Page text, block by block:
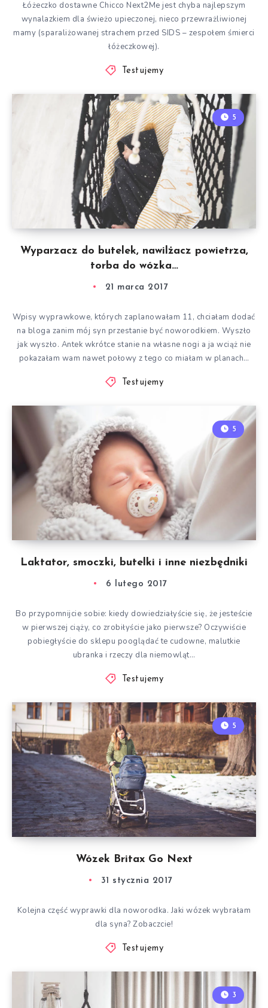
Łóżeczko dostawne Chicco Next2Me jest chyba najlepszym
wynalazkiem dla świeżo upieczonej, nieco przewrażliwionej
mamy (sparaliżowanej strachem przed SIDS – zespołem śmierci
łóżeczkowej).
Testujemy
Wyparzacz do butelek, nawilżacz powietrza,
torba do wózka…
5
21 marca 2017
Wpisy wyprawkowe, których zaplanowałam 11, chciałam dodać
na bloga zanim mój syn przestanie być noworodkiem. Wyszło
jak wyszło. Antek wkrótce stanie na własne nogi a ja wciąż nie
pokazałam wam nawet połowy z tego co miałam w planach…
Testujemy
Laktator, smoczki, butelki i inne niezbędniki
5
6 lutego 2017
Bo przypomnijcie sobie: kiedy dowiedziałyście się, że jesteście
w pierwszej ciąży, co zrobiłyście jako pierwsze? Oczywiście
pobiegłyście do sklepu pooglądać te cudowne, malutkie
ubranka i rzeczy dla niemowląt…
Testujemy
Wózek Britax Go Next
5
31 stycznia 2017
Kolejna część wyprawki dla noworodka. Jaki wózek wybrałam
dla syna? Zobaczcie!
Testujemy
3